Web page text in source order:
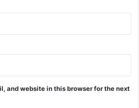
and website in this browser for the next